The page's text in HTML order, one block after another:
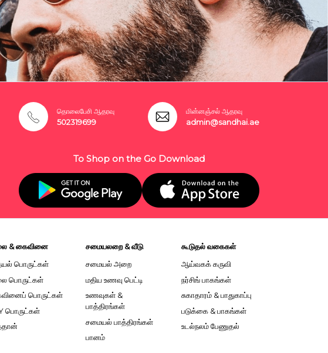
தொலைபேசி ஆதரவு
502319699
மின்னஞ்சல் ஆதரவு
admin@sandhai.ae
To Shop on the Go Download
& கைவினை
பொருட்கள்
பொருட்கள்
பொருட்கள்
பொருட்கள்
சமையலறை & வீடு
சமையல் அறை
மதிய உணவு பெட்டி
உணவுகள் &
பாத்திரங்கள்
சமையல் பாத்திரங்கள்
பானம்
கூடுதல் வகைகள்
ஆய்வகக் கருவி
நர்சிங் பாகங்கள்
சுகாதாரம் & பாதுகாப்பு
படுக்கை & பாகங்கள்
உடல்நலம் பேணுதல்